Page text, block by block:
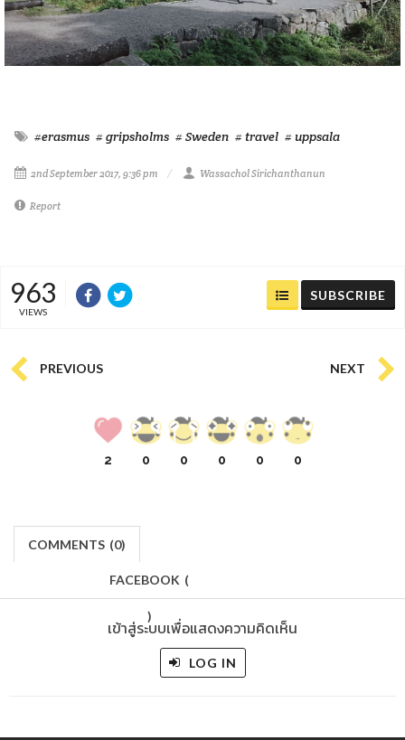
#erasmus # gripsholms # Sweden # travel # uppsala
2nd September 2017, 9:36 pm Wassachol Sirichanthanun
Report
963
VIEWS
SUBSCRIBE
PREVIOUS NEXT
2 0 0 0 0 0
COMMENTS (0)
FACEBOOK (
)
เข้าสู่ระบบเพื่อแสดงความคิดเห็น
LOG IN